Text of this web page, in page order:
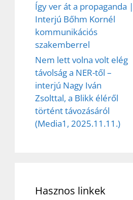
Így ver át a propaganda |
Interjú Bőhm Kornél
kommunikációs
szakemberrel
Nem lett volna volt elég
távolság a NER-től –
interjú Nagy Iván
Zsolttal, a Blikk éléről
történt távozásáról
(Media1, 2025.11.11.)
Hasznos linkek